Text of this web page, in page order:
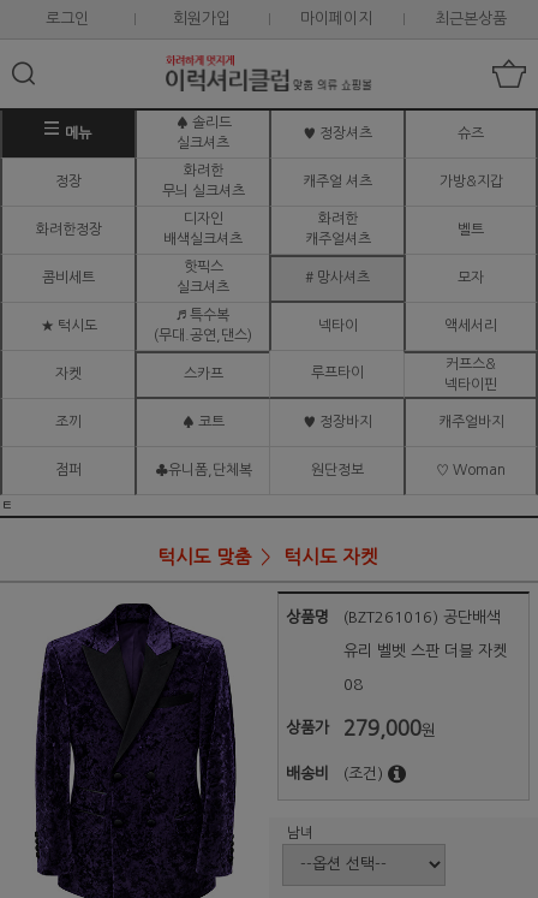
로그인 회원가입 마이페이지 최근본상품
메뉴
♠ 솔리드
실크셔츠
♥ 정장셔츠 슈즈
정장
화려한
무늬 실크셔츠
캐주얼 셔츠 가방&지갑
화려한정장
디자인
배색실크셔츠
화려한
캐주얼셔츠
벨트
콤비세트
핫픽스
실크셔츠
# 망사셔츠 모자
★ 턱시도
♬ 특수복
(무대.공연,댄스)
넥타이 액세서리
자켓 스카프 루프타이
커프스&
넥타이핀
조끼 ♠ 코트 ♥ 정장바지 캐주얼바지
점퍼 ♣유니폼,단체복 원단정보 ♡ Woman
ㅌ
턱시도 맞춤 턱시도 자켓
상품명 (BZT261016) 공단배색
유리 벨벳 스판 더블 자켓
08
상품가 279,000원
배송비 (조건)
남녀